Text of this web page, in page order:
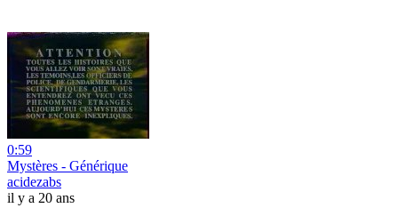
0:59
Mystères - Générique
acidezabs
il y a 20 ans